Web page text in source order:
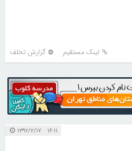
لینک مستقیم گزارش تخلف
۱۶:۱۱ ۱۳۹۲/۲/۱۷